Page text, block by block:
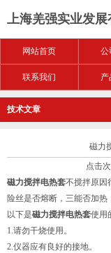
上海羌强实业发展
网站首页 公
联系我们 产
技术文章
磁力
点击
磁力搅拌电热套不搅拌原因
险丝是否熔断，三能否加热
以下是磁力搅拌电热套使用
1.请勿干烧使用。
2.仪器应有良好的接地。